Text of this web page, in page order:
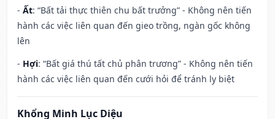
- Ất: “Bất tải thực thiên chu bất trưởng” - Không nên tiến
hành các việc liên quan đến gieo trồng, ngàn gốc không
lên
- Hợi: “Bất giá thú tất chủ phân trương” - Không nên tiến
hành các việc liên quan đến cưới hỏi để tránh ly biệt
Khổng Minh Lục Diệu